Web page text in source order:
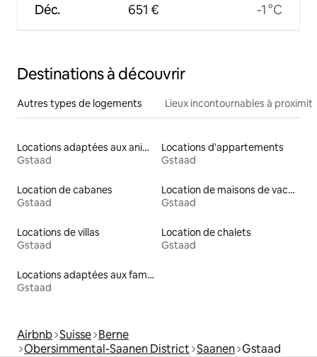
Déc. 651 € -1 °C
Destinations à découvrir
Autres types de logements Lieux incontournables à
Locations adaptées aux animaux
Gstaad
Locations d'appartements
Gstaad
Location de cabanes
Gstaad
Location de maisons de vacances
Gstaad
Locations de villas
Gstaad
Location de chalets
Gstaad
Locations adaptées aux familles
Gstaad
Airbnb Suisse Berne
Obersimmental-Saanen District Saanen Gstaad